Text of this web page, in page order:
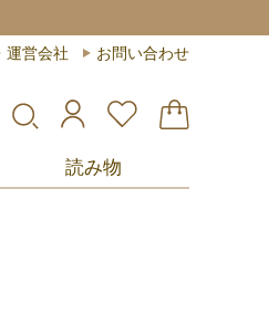
運営会社 お問い合わせ
読み物